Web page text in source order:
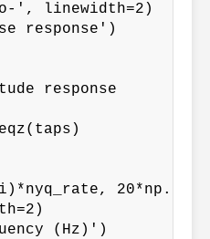
', linewidth=2)
response')
response
(Hz)')